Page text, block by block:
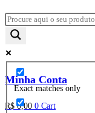
Exact matches only
Minha Conta
R$ 0,00 0 Cart